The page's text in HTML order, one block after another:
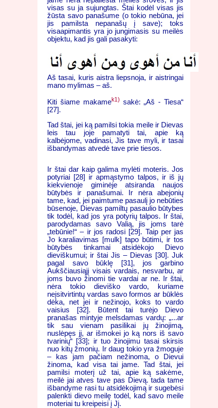
visas su ja sujungtas. Štai kodėl visas jis
žūsta savo panašume (o tokio nebūna, jei
jis pamilsta nepanašų į save); toks
visaapimantis yra jo jungimasis su meilės
objektu, kad jis gali pasakyti:
Aš tasai, kuris aistra liepsnoja, ir aistringai
mano mylimas – aš.
Kiti šiame makamek1)sakė: „Aš - Tiesa“
[27].
Tad štai, jei ką pamilsi tokia meile ir Dievas
leis tau joje pamatyti tai, apie ką
kalbėjome, vadinasi, Jis tave myli, ir tasai
išbandymas atvedė tave prie tiesos.
Ir štai dar kaip galima mylėti moteris. Jos
potyriai [28] ir apmąstymo talpos, ir iš jų
kiekvienoje giminėje atsiranda naujos
būtybės ir panašumai. Ir nėra abejonių
tame, kad, jei paimtume pasaulį jo nebūties
būsenoje, Dievas pamiltų pasaulio būtybes
tik todėl, kad jos yra potyrių talpos. Ir štai,
parodydamas savo Valią, jis joms tarė
„tebūnie!“ – ir jos radosi [29]. Taip per jas
Jo karaliavimas [mulk] tapo būtimi, ir tos
būtybės tinkamai atsidėkojo Dievo
dieviškumui; ir štai Jis – Dievas [30]. Juk
pagal savo būklę [31], jos garbino
Aukščiausiąjį visais vardais, nesvarbu, ar
joms buvo žinomi tie vardai ar ne. Ir štai,
nėra tokio dieviško vardo, kuriame
neįsitvirtintų vardas savo formos ar būklės
dėka, net jei ir nežinojo, koks to vardo
vaisius [32]. Būtent tai turėjo Dievo
pranašas mintyje melsdamas vardų: „...ar
tik sau vienam pasilikai jų žinojimą,
nuslėpęs jį, ar išmokei jo ką nors iš savo
tvarinių“ [33]; ir tuo žinojimu tasai skirsis
nuo kitų žmonių. Ir daug tokio yra žmoguje
– kas jam pačiam nežinoma, o Dievui
žinoma, kad visa tai jame. Tad štai, jei
pamilsi moterį už tai, apie ką sakėme,
meilė jai atves tave pas Dievą. tada tame
išbandyme rasi tu atsidėkojimą ir sugebėsi
palenkti dievo meilę todėl, kad savo meile
moteriai tu kreipeisi į Jį.